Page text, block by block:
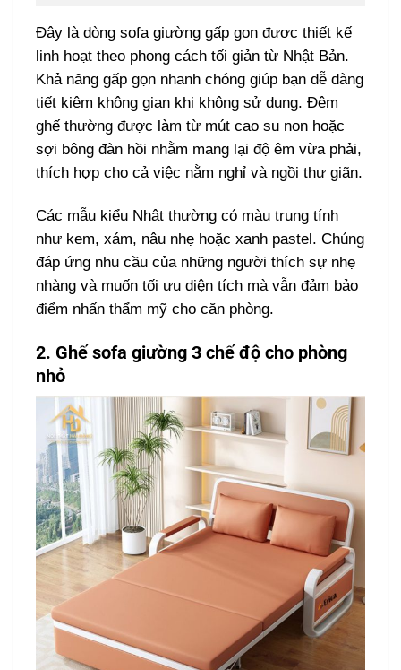
Đây là dòngsofa giường gấp gọn được thiết kế
linh hoạt theo phong cách tối giản từ Nhật Bản.
Khả năng gấp gọn nhanh chóng giúp bạn dễ dàng
tiết kiệm không gian khi không sử dụng. Đệm
ghế thường được làm từ mút cao su non hoặc
sợi bông đàn hồi nhằm mang lại độ êm vừa phải,
thích hợp cho cả việc nằm nghỉ và ngồi thư giãn.
Các mẫu kiểu Nhật thường có màu trung tính
như kem, xám, nâu nhẹ hoặc xanh pastel. Chúng
đáp ứng nhu cầu của những người thích sự nhẹ
nhàng và muốn tối ưu diện tích mà vẫn đảm bảo
điểm nhấn thẩm mỹ cho căn phòng.
2. Ghế sofa giường 3 chế độ cho phòng
nhỏ